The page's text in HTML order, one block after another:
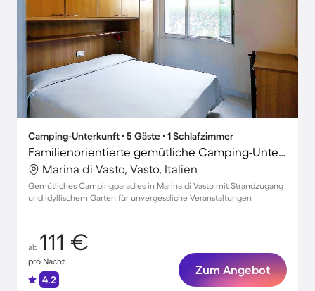
Camping-Unterkunft ∙ 5 Gäste ∙ 1 Schlafzimmer
Familienorientierte gemütliche Camping-Unterkunft mit Terrasse und Garten | Nah am Strand
Marina di Vasto, Vasto, Italien
Gemütliches Campingparadies in Marina di Vasto mit Strandzugang
und idyllischem Garten für unvergessliche Veranstaltungen
ab 111 €
pro Nacht
4.2
Zum Angebot